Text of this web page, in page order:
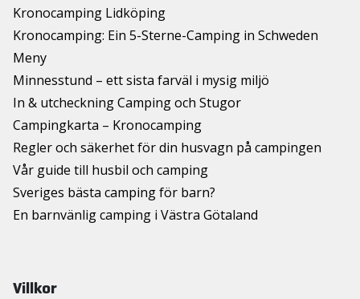
Kronocamping Lidköping
Kronocamping: Ein 5-Sterne-Camping in Schweden
Meny
Minnesstund – ett sista farväl i mysig miljö
In & utcheckning Camping och Stugor
Campingkarta – Kronocamping
Regler och säkerhet för din husvagn på campingen
Vår guide till husbil och camping
Sveriges bästa camping för barn?
En barnvänlig camping i Västra Götaland
Villkor